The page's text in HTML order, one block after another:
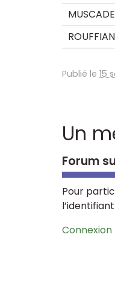
ROUFFIAN
Publié le 15
Un
Forum
Pour
Connexion